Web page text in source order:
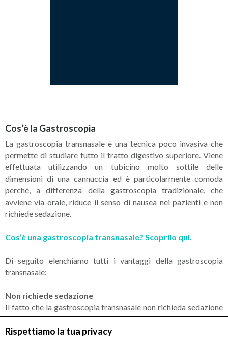
Rispettiamo la tua privacy
Cos’è la Gastroscopia
La gastroscopia transnasale è una tecnica poco invasiva che
permette di studiare tutto il tratto digestivo superiore. Viene
effettuata utilizzando un tubicino molto sottile delle
dimensioni di una cannuccia ed è particolarmente comoda
perché, a differenza della gastroscopia tradizionale, che
avviene via orale, riduce il senso di nausea nei pazienti e non
richiede sedazione.
Cos’è una gastroscopia transnasale? Scoprilo qui.
Di seguito elenchiamo tutti i vantaggi della gastroscopia
transnasale:
Non richiede sedazione
Il fatto che la gastroscopia transnasale non richieda sedazione
permette ai pazienti di lasciare l’ambulatorio in perfetta
autonomia, senza dover perdere tempo a smaltire alcun tipo di